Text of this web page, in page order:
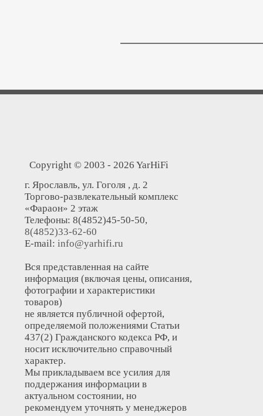
Copyright © 2003 - 2026 YarHiFi
г. Ярославль, ул. Гоголя , д. 2
Торгово-развлекательный комплекс
«Фараон» 2 этаж
Телефоны: 8(4852)45-50-50,
8(4852)33-62-60
E-mail: info@yarhifi.ru
Вся представленная на сайте
информация (включая цены, описания,
фотографии и характеристики
товаров)
не является публичной офертой,
определяемой положениями Статьи
437(2) Гражданского кодекса РФ, и
носит исключительно справочный
характер.
Мы прикладываем все усилия для
поддержания информации в
актуальном состоянии, но
рекомендуем уточнять у менеджеров